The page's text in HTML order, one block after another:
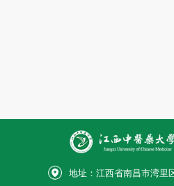
地址：江西省南昌市湾里